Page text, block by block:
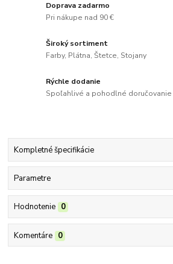
Doprava zadarmo
Pri nákupe nad 90 €
Široký sortiment
Farby, Plátna, Štetce, Stojany
Rýchle dodanie
Spoľahlivé a pohodlné doručovanie
Kompletné špecifikácie
Parametre
Hodnotenie 0
Komentáre 0